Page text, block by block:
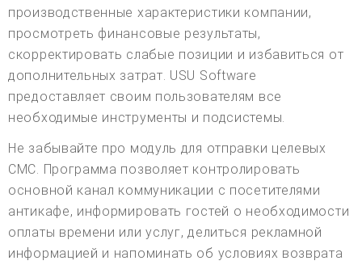
производственные характеристики компании,
просмотреть финансовые результаты,
скорректировать слабые позиции и избавиться от
дополнительных затрат. USU Software
предоставляет своим пользователям все
необходимые инструменты и подсистемы.
Не забывайте про модуль для отправки целевых
СМС. Программа позволяет контролировать
основной канал коммуникации с посетителями
антикафе, информировать гостей о необходимости
оплаты времени или услуг, делиться рекламной
информацией и напоминать об условиях возврата